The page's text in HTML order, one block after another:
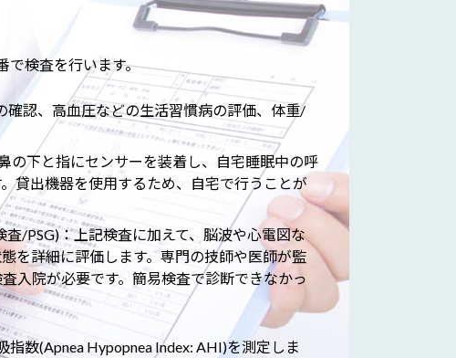
で検査を行います。
確認、高血圧などの生活習慣病の評価、体重/
の下と指にセンサーを装着し、自宅睡眠中の呼
貸出機器を使用するため、自宅で行うことが
/PSG)：上記検査に加えて、脳波や心電図な
を詳細に評価します。専門の技師や医師が監
入院が必要です。簡易検査で診断できなかっ
数(Apnea Hypopnea Index: AHI)を測定しま